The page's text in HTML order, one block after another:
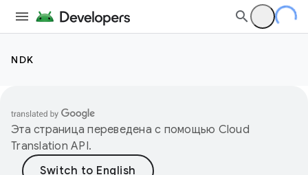
NDK
Эта страница переведена с помощью Cloud
Translation API.